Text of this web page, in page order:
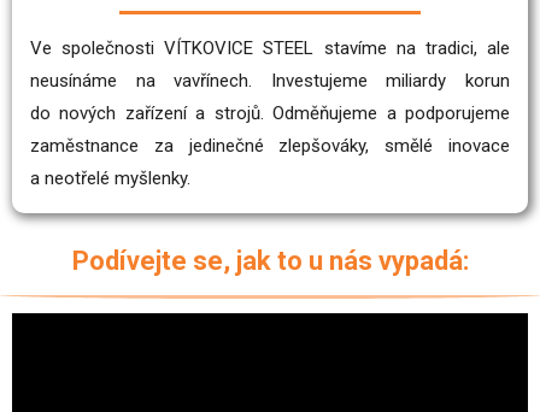
Ve společnosti VÍTKOVICE STEEL stavíme na tradici, ale
neusínáme na vavřínech. Investujeme miliardy korun
do nových zařízení a strojů. Odměňujeme a podporujeme
zaměstnance za jedinečné zlepšováky, smělé inovace
a neotřelé myšlenky.
Podívejte se, jak to u nás vypadá: